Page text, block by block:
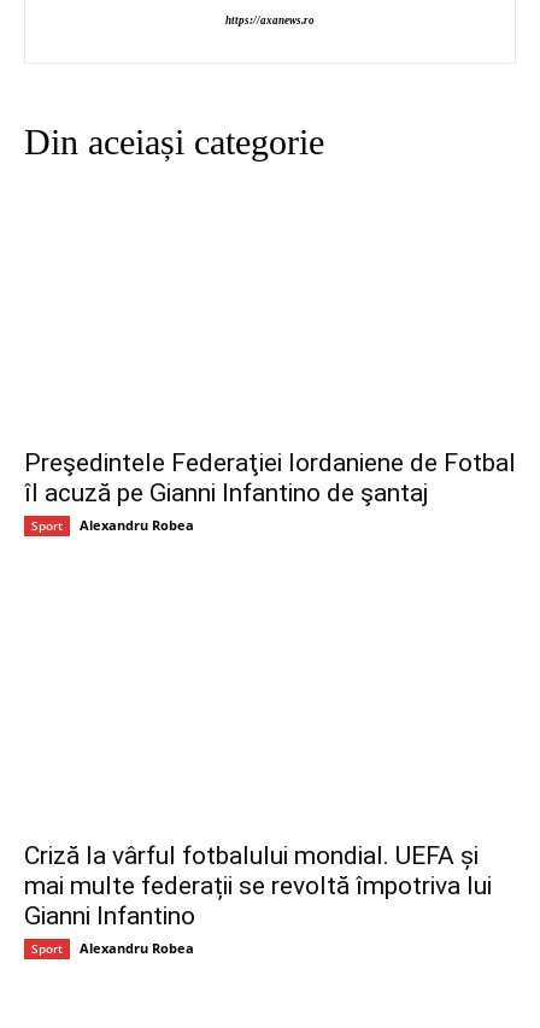
https://axanews.ro
Din aceiași categorie
Preşedintele Federaţiei Iordaniene de Fotbal
îl acuză pe Gianni Infantino de şantaj
Sport Alexandru Robea
Criză la vârful fotbalului mondial. UEFA și
mai multe federații se revoltă împotriva lui
Gianni Infantino
Sport Alexandru Robea